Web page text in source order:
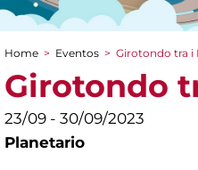
You are here
Home > Eventos > Girotondo tra i
Girotondo
23/09 - 30/09/2023
Planetario